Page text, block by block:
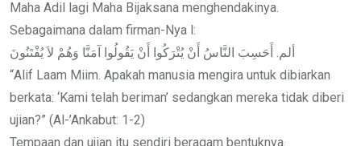
Maha Adil lagi Maha Bijaksana menghendakinya.
Sebagaimana dalam firman-Nya l:
ألم. أَحَسِبَ النَّاسُ أَنْ يُتْرَكُوا أَنْ يَقُولُوا آمَنَّا وَهُمْ لاَ يُفْتَنُونَ
“Alif Laam Miim. Apakah manusia mengira untuk dibiarkan
berkata: ‘Kami telah beriman’ sedangkan mereka tidak diberi
ujian?” (Al-’Ankabut: 1-2)
Tempaan dan ujian itu sendiri beragam bentuknya.